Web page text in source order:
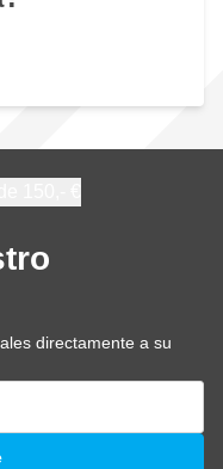
directamente a su